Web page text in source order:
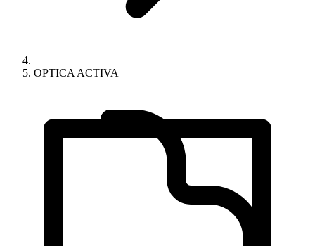
OPTICA ACTIVA